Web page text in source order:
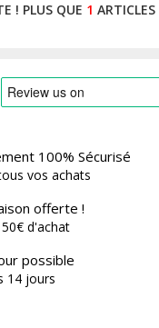
! PLUS QUE 1
100% Sécurisé
vos achats
offerte !
d'achat
possible
14 jours